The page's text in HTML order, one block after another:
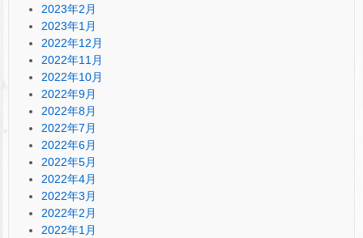
2023年2月
2023年1月
2022年12月
2022年11月
2022年10月
2022年9月
2022年8月
2022年7月
2022年6月
2022年5月
2022年4月
2022年3月
2022年2月
2022年1月